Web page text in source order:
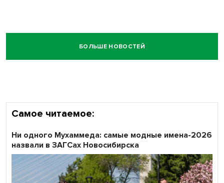
БОЛЬШЕ НОВОСТЕЙ
Самое читаемое:
Ни одного Мухаммеда: самые модные имена-2026
назвали в ЗАГСах Новосибирска